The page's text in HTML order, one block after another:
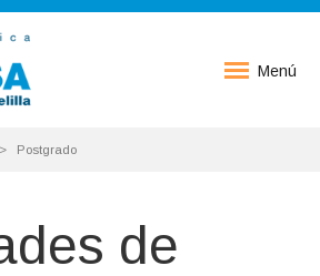
Menú
Postgrado
de